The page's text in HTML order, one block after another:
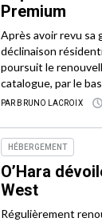
Premium
Après avoir revu sa
déclinaison
poursuit le
catalogue, par le
PAR BRUNO LACROIX
HÉBERGEMENT
O’Hara
West
Régulièrement